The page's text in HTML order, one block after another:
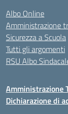
Albo Online
Amministrazione
Sicurezza a Scuola
Tutti gli argomenti
RSU Albo
Amministrazione
Dichiarazione di